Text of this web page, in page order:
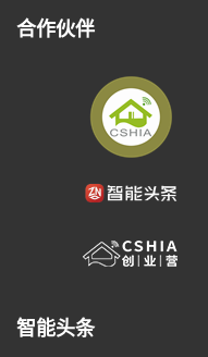
合作伙伴
智能头条